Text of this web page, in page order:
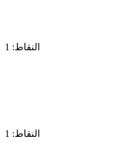
النقاط: 1
النقاط: 1